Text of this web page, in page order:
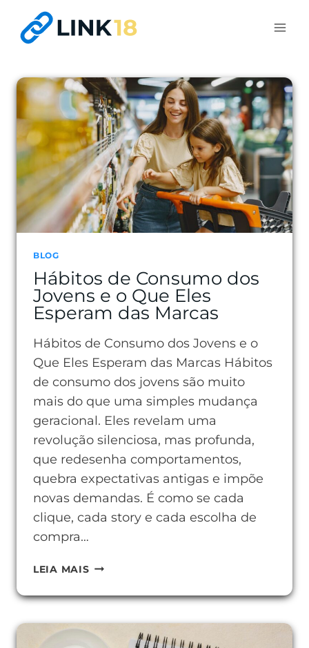
para
BLOG
Hábitos de Consumo dos
Jovens e o Que Eles
Esperam das Marcas
Hábitos de Consumo dos Jovens e o
Que Eles Esperam das Marcas Hábitos
de consumo dos jovens são muito
mais do que uma simples mudança
geracional. Eles revelam uma
revolução silenciosa, mas profunda,
que redesenha comportamentos,
quebra expectativas antigas e impõe
novas demandas. É como se cada
clique, cada story e cada escolha de
compra…
LEIA MAISHÁBITOS
DOS